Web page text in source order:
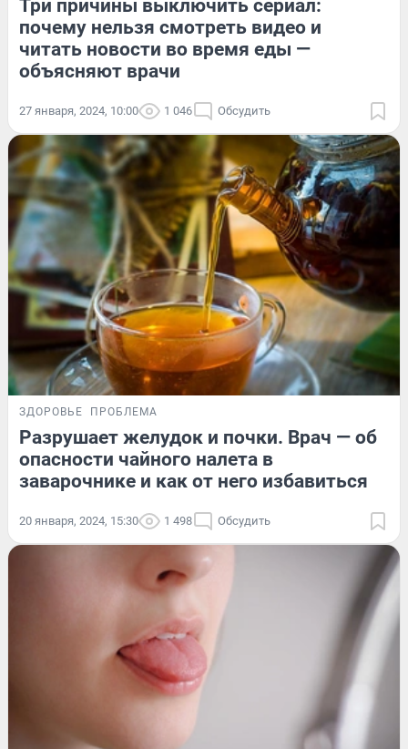
Три причины выключить сериал:
почему нельзя смотреть видео и
читать новости во время еды —
объясняют врачи
27 января, 2024, 10:00 1 046 Обсудить
ЗДОРОВЬЕ ПРОБЛЕМА
Разрушает желудок и почки. Врач — об
опасности чайного налета в
заварочнике и как от него избавиться
20 января, 2024, 15:30 1 498 Обсудить